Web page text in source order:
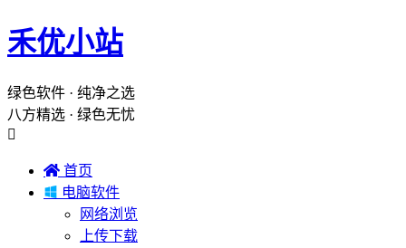
禾优小站
绿色软件 · 纯净之选
八方精选 · 绿色无忧

 首页
 电脑软件
网络浏览
上传下载